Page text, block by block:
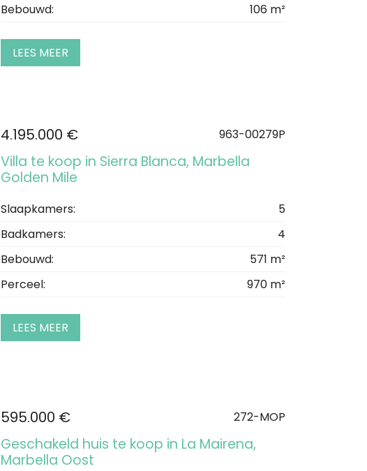
Bebouwd:
106 m²
LEES MEER
4.195.000 € 963-00279P
Villa te koop in Sierra Blanca, Marbella
Golden Mile
Slaapkamers:
5
Badkamers:
4
Bebouwd:
571 m²
Perceel:
970 m²
LEES MEER
595.000 € 272-MOP
Geschakeld huis te koop in La Mairena,
Marbella Oost